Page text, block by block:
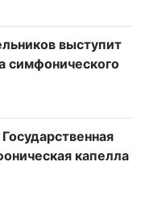
выступит
симфонического
капелла